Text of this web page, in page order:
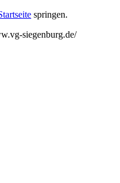
springen.
siegenburg.de/